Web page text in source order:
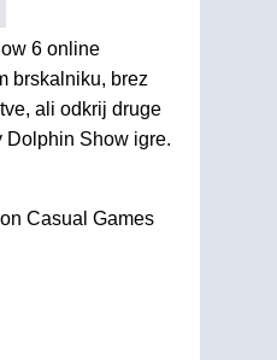
6 online
brskalniku, brez
ali odkrij druge
Dolphin Show igre.
Casual Games